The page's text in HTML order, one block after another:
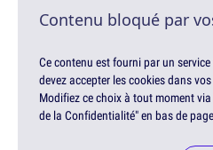
Contenu bloqué par
Ce contenu est fourni par un
devez accepter les cookies dans
Modifiez ce choix à tout moment
de la Confidentialité" en bas de